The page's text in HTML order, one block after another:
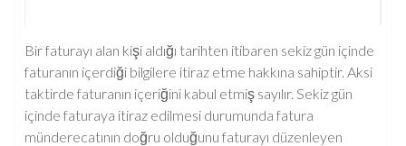
Bir faturayı alan kişi aldığı tarihten itibaren sekiz gün içinde
faturanın içerdiği bilgilere itiraz etme hakkına sahiptir. Aksi
taktirde faturanın içeriğini kabul etmiş sayılır. Sekiz gün
içinde faturaya itiraz edilmesi durumunda fatura
münderecatının doğru olduğunu faturayı düzenleyen